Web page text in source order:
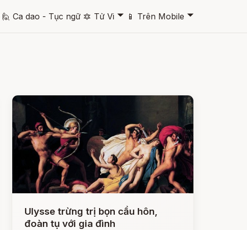
🙋 Ca dao - Tục ngữ 🔯 Tử Vi 🞃 📱 Trên Mobile 🞃
Ulysse trừng trị bọn cầu hôn,
đoàn tụ với gia đình